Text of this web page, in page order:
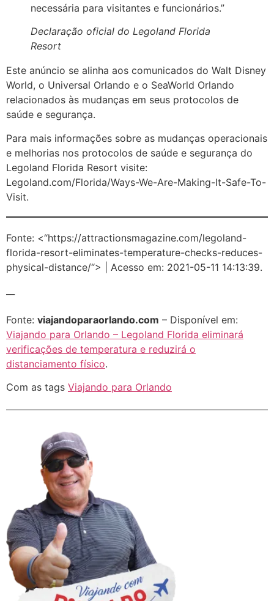
necessária para visitantes e funcionários.”
Declaração oficial do Legoland Florida
Resort
Este anúncio se alinha aos comunicados do Walt Disney
World, o Universal Orlando e o SeaWorld Orlando
relacionados às mudanças em seus protocolos de
saúde e segurança.
Para mais informações sobre as mudanças operacionais
e melhorias nos protocolos de saúde e segurança do
Legoland Florida Resort visite:
Legoland.com/Florida/Ways-We-Are-Making-It-Safe-To-
Visit.
Fonte: <“https://attractionsmagazine.com/legoland-
florida-resort-eliminates-temperature-checks-reduces-
physical-distance/“> | Acesso em: 2021-05-11 14:13:39.
Fonte: viajandoparaorlando.com – Disponível em:
Viajando para Orlando – Legoland Florida eliminará
verificações de temperatura e reduzirá o
distanciamento físico.
Com as tags Viajando para Orlando